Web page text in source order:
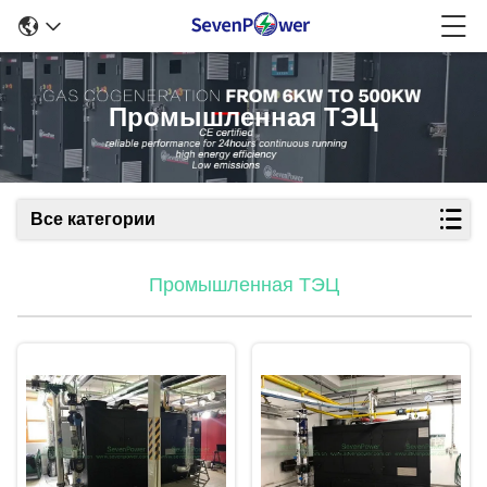
Промышленная ТЭЦ
Все категории
Промышленная ТЭЦ